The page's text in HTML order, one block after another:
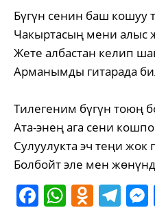
Бүгүн сенин баш кошуу
Чакыртасың мени алыс
Жете албастан келип
Арманымды гитарада
Тилегеним бүгүн тоюң
Ата-энең ага сени
Сулуулукта эч теңи жок
Болбойт эле мен
Facebook